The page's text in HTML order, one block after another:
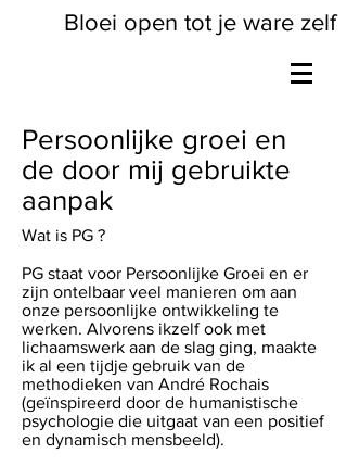
Bloei open tot je ware zelf
Persoonlijke groei en
de door mij gebruikte
aanpak
Wat is PG ?
PG staat voor Persoonlijke Groei en er
zijn ontelbaar veel manieren om aan
onze persoonlijke ontwikkeling te
werken. Alvorens ikzelf ook met
lichaamswerk aan de slag ging, maakte
ik al een tijdje gebruik van de
methodieken van André Rochais
(geïnspireerd door de humanistische
psychologie die uitgaat van een positief
en dynamisch mensbeeld).